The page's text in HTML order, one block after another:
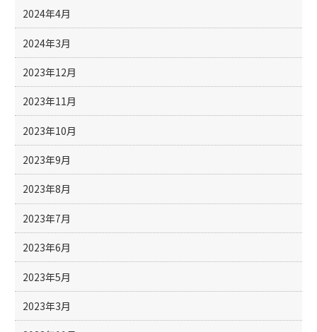
2024年4月
2024年3月
2023年12月
2023年11月
2023年10月
2023年9月
2023年8月
2023年7月
2023年6月
2023年5月
2023年3月